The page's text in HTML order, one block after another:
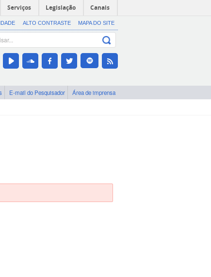
Serviços Legislação Canais
ALTO CONTRASTE MAPA DO SITE
E-mail do Pesquisador Área de imprensa